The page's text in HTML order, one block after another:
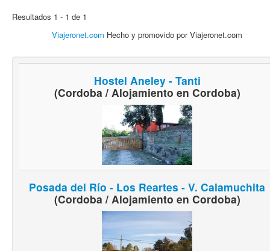
Resultados 1 - 1 de 1
Viajeronet.com Hecho y promovido por Viajeronet.com
Hostel Aneley - Tanti
(Cordoba / Alojamiento en Cordoba)
Posada del Río - Los Reartes - V. Calamuchita
(Cordoba / Alojamiento en Cordoba)